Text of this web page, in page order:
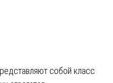
собой класс